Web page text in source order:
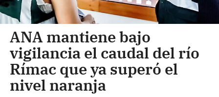
ANA mantiene bajo
vigilancia el caudal del río
Rímac que ya superó el
nivel naranja